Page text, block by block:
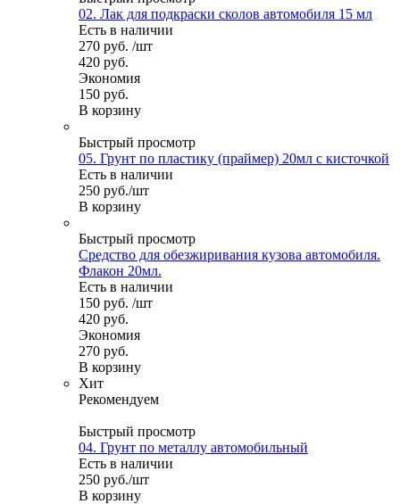
02. Лак для подкраски сколов автомобиля 15 мл
Есть в наличии
270 руб. /шт
420 руб.
Экономия
150 руб.
В корзину
Быстрый просмотр
05. Грунт по пластику (праймер) 20мл с кисточкой
Есть в наличии
250 руб./шт
В корзину
Быстрый просмотр
Средство для обезжиривания кузова автомобиля.
Флакон 20мл.
Есть в наличии
150 руб. /шт
420 руб.
Экономия
270 руб.
В корзину
Хит
Рекомендуем
Быстрый просмотр
04. Грунт по металлу автомобильный
Есть в наличии
250 руб./шт
В корзину